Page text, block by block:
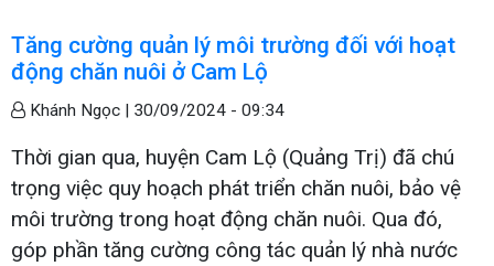
Tăng cường quản lý môi trường đối với hoạt
động chăn nuôi ở Cam Lộ
Khánh Ngọc | 30/09/2024 - 09:34
Thời gian qua, huyện Cam Lộ (Quảng Trị) đã chú
trọng việc quy hoạch phát triển chăn nuôi, bảo vệ
môi trường trong hoạt động chăn nuôi. Qua đó,
góp phần tăng cường công tác quản lý nhà nước